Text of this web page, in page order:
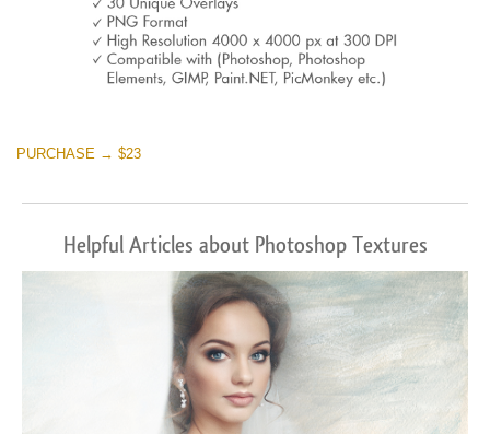
PURCHASE → $23
Helpful Articles about Photoshop Textures